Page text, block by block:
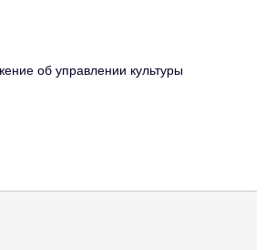
об управлении культуры